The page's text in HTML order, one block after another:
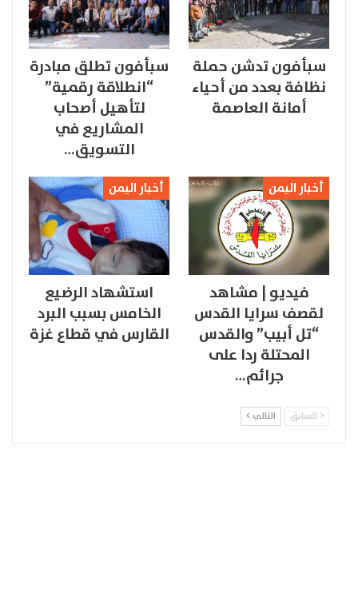
سبأفون تدشن حملة
نظافة بعدد من أحياء
أمانة العاصمة
سبأفون تطلق مبادرة
“انطلاقة رقمية”
لتأهيل أصحاب
المشاريع في
التسويق…
أخبار اليمن
فيديو | مشاهد
لقصف سرايا القدس
“تل أبيب” والقدس
المحتلة ردا على
جرائم…
أخبار اليمن
استشهاد الرضيع
الخامس بسبب البرد
القارس في قطاع غزة
السابق التالي